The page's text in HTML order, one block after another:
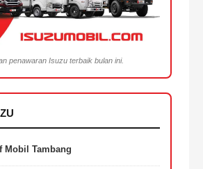
penawaran Isuzu terbaik bulan ini.
Mobil Tambang